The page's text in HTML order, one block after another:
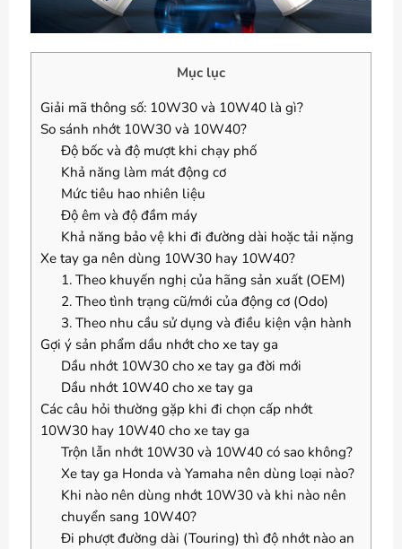
Mục lục
Giải mã thông số: 10W30 và 10W40 là gì?
So sánh nhớt 10W30 và 10W40?
Độ bốc và độ mượt khi chạy phố
Khả năng làm mát động cơ
Mức tiêu hao nhiên liệu
Độ êm và độ đầm máy
Khả năng bảo vệ khi đi đường dài hoặc tải nặng
Xe tay ga nên dùng 10W30 hay 10W40?
1. Theo khuyến nghị của hãng sản xuất (OEM)
2. Theo tình trạng cũ/mới của động cơ (Odo)
3. Theo nhu cầu sử dụng và điều kiện vận hành
Gợi ý sản phẩm dầu nhớt cho xe tay ga
Dầu nhớt 10W30 cho xe tay ga đời mới
Dầu nhớt 10W40 cho xe tay ga
Các câu hỏi thường gặp khi đi chọn cấp nhớt
10W30 hay 10W40 cho xe tay ga
Trộn lẫn nhớt 10W30 và 10W40 có sao không?
Xe tay ga Honda và Yamaha nên dùng loại nào?
Khi nào nên dùng nhớt 10W30 và khi nào nên
chuyển sang 10W40?
Đi phượt đường dài (Touring) thì độ nhớt nào an